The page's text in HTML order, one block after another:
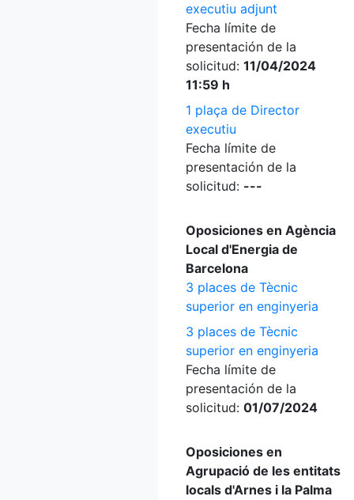
executiu adjunt
Fecha límite de
presentación de la
solicitud: 11/04/2024
11:59 h
1 plaça de Director
executiu
Fecha límite de
presentación de la
solicitud: ---
Oposiciones en Agència
Local d'Energia de
Barcelona
3 places de Tècnic
superior en enginyeria
3 places de Tècnic
superior en enginyeria
Fecha límite de
presentación de la
solicitud: 01/07/2024
Oposiciones en
Agrupació de les entitats
locals d'Arnes i la Palma